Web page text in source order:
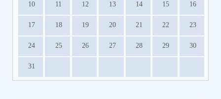
10 11 12 13 14 15 16
17 18 19 20 21 22 23
24 25 26 27 28 29 30
31